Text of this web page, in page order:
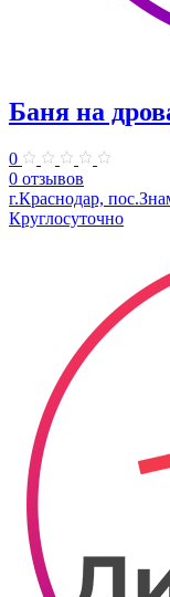
Баня на
0
0 отзывов
г.Краснодар,
Круглосуточно